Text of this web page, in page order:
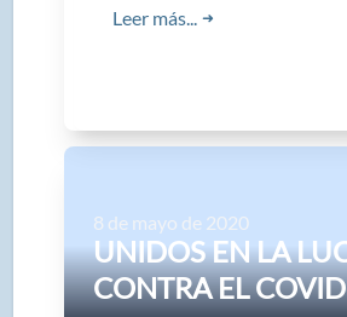
Leer más... ➜
UNIDOS EN LA
CONTRA EL
8 de mayo de 2020